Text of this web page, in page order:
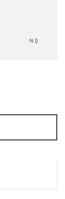
N.Q